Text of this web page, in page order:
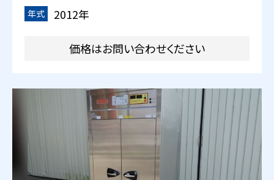
年式
2012年
価格はお問い合わせください